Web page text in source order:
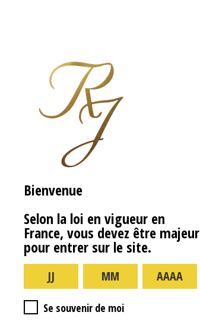
Bienvenue
Selon la loi en vigueur en
France, vous devez être majeur
pour entrer sur le site.
Se souvenir de moi